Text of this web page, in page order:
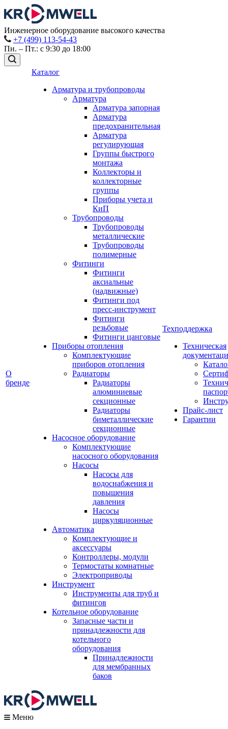
Инженерное оборудование высокого качества
+7 (499) 113-54-43
Пн. – Пт.: с 9:30 до 18:00
О
бренде
Каталог
Арматура и трубопроводы
Арматура
Арматура запорная
Арматура
предохранительная
Арматура
регулирующая
Группы быстрого
монтажа
Коллекторы и
коллекторные
группы
Приборы учета и
КиП
Трубопроводы
Трубопроводы
металлические
Трубопроводы
полимерные
Фитинги
Фитинги
аксиальные
(надвижные)
Фитинги под
пресс-инструмент
Фитинги
резьбовые
Фитинги цанговые
Приборы отопления
Комплектующие
приборов отопления
Радиаторы
Радиаторы
алюминиевые
секционные
Радиаторы
биметаллические
секционные
Насосное оборудование
Комплектующие
насосного оборудования
Насосы
Насосы для
водоснабжения и
повышения
давления
Насосы
циркуляционные
Автоматика
Комплектующие и
аксессуары
Контроллеры, модули
Термостаты комнатные
Электроприводы
Инструмент
Инструменты для труб и
фитингов
Котельное оборудование
Запасные части и
принадлежности для
котельного
оборудования
Принадлежности
для мембранных
баков
Техподдержка
Техническая
Прайс-лист
Гарантии
Меню